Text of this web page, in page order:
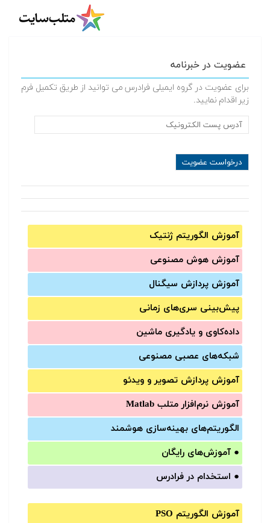
عضویت در خبرنامه
برای عضویت در گروه ایمیلی فرادرس می توانید از طریق تکمیل فرم
زیر اقدام نمایید.
آموزش الگوریتم ژنتیک
آموزش‌ هوش مصنوعی
آموزش‌ پردازش سیگنال
پیش‌‌بینی سری‌‌های زمانی
داده‌کاوی و یادگیری ماشین
شبکه‌های عصبی مصنوعی
آموزش‌ پردازش تصویر و ویدئو
آموزش‌ نرم‌افزار متلب Matlab
الگوریتم‌های بهینه‌سازی هوشمند
● آموزش‌های رایگان
● استخدام در فرادرس
آموزش الگوریتم PSO